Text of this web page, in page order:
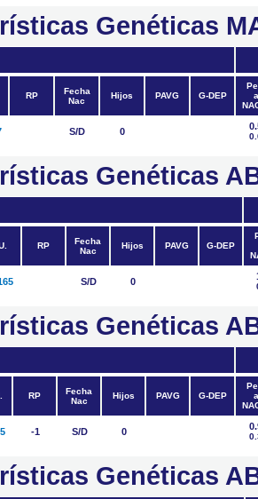
Genéticas
RP
Fecha
Nac
Hijos PAVG G-DEP
S/D 0
Genéticas
RP
Fecha
Nac
Hijos PAVG G-DEP
S/D 0
Genéticas
RP
Fecha
Nac
Hijos PAVG G-DEP
-1 S/D 0
Genéticas